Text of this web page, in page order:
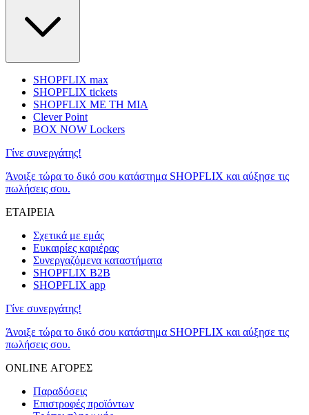
SHOPFLIX max
SHOPFLIX tickets
SHOPFLIX ΜΕ ΤΗ ΜΙΑ
Clever Point
BOX NOW Lockers
Γίνε συνεργάτης!
Άνοιξε τώρα το δικό σου κατάστημα SHOPFLIX και αύξησε τις
πωλήσεις σου.
ΕΤΑΙΡΕΙΑ
Σχετικά με εμάς
Ευκαιρίες καριέρας
Συνεργαζόμενα καταστήματα
SHOPFLIX B2B
SHOPFLIX app
Γίνε συνεργάτης!
Άνοιξε τώρα το δικό σου κατάστημα SHOPFLIX και αύξησε τις
πωλήσεις σου.
ONLINE ΑΓΟΡΕΣ
Παραδόσεις
Επιστροφές προϊόντων